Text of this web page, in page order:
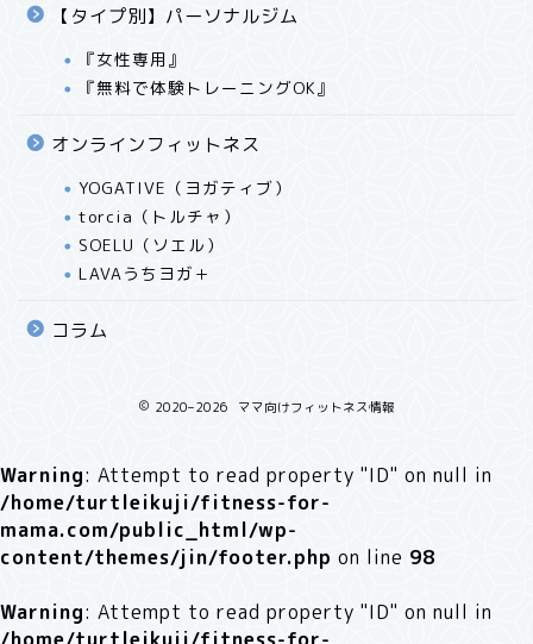
【タイプ別】パーソナルジム
『女性専用』
『無料で体験トレーニングOK』
オンラインフィットネス
YOGATIVE（ヨガティブ）
torcia（トルチャ）
SOELU（ソエル）
LAVAうちヨガ＋
コラム
2020–2026 ママ向けフィットネス情報
Warning: Attempt to read property "ID" on null in
/home/turtleikuji/fitness-for-
mama.com/public_html/wp-
content/themes/jin/footer.php on line 98
Warning: Attempt to read property "ID" on null in